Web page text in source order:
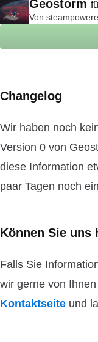
Geostorm
Von
Changelog
Wir haben noch
Version 0 von
diese Information
paar Tagen noch
Können Sie uns
Falls Sie
wir gerne von
Kontaktseite und